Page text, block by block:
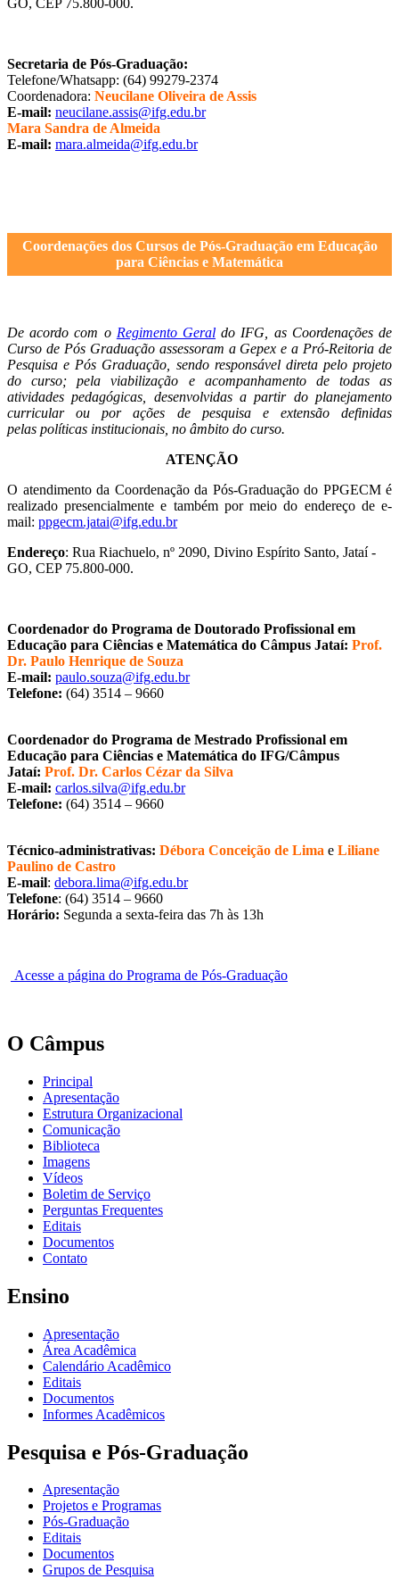
GO, CEP 75.800-000.
Secretaria de Pós-Graduação:
Telefone/Whatsapp: (64) 99279-2374
Coordenadora: Neucilane Oliveira de Assis
E-mail: neucilane.assis@ifg.edu.br
Mara Sandra de Almeida
E-mail: mara.almeida@ifg.edu.br
Coordenações dos Cursos de Pós-Graduação em Educação
para Ciências e Matemática
De acordo com o Regimento Geral do IFG, as Coordenações de
Curso de Pós Graduação assessoram a Gepex e a Pró-Reitoria de
Pesquisa e Pós Graduação, sendo responsável direta pelo projeto
do curso; pela viabilização e acompanhamento de todas as
atividades pedagógicas, desenvolvidas a partir do planejamento
curricular ou por ações de pesquisa e extensão definidas
pelas políticas institucionais, no âmbito do curso.
ATENÇÃO
O atendimento da Coordenação da Pós-Graduação do PPGECM é
realizado presencialmente e também por meio do endereço de e-
mail: ppgecm.jatai@ifg.edu.br
Endereço: Rua Riachuelo, nº 2090, Divino Espírito Santo, Jataí -
GO, CEP 75.800-000.
Coordenador do Programa de Doutorado Profissional em
Educação para Ciências e Matemática do Câmpus Jataí: Prof.
Dr. Paulo Henrique de Souza
E-mail: paulo.souza@ifg.edu.br
Telefone: (64) 3514 – 9660
Coordenador do Programa de Mestrado Profissional em
Educação para Ciências e Matemática do IFG/Câmpus
Jataí: Prof. Dr. Carlos Cézar da Silva
E-mail: carlos.silva@ifg.edu.br
Telefone: (64) 3514 – 9660
Técnico-administrativas: Débora Conceição de Lima e Liliane
Paulino de Castro
E-mail: debora.lima@ifg.edu.br
Telefone: (64) 3514 – 9660
Horário: Segunda a sexta-feira das 7h às 13h
Acesse a página do Programa de Pós-Graduação
O Câmpus
Principal
Apresentação
Estrutura Organizacional
Comunicação
Biblioteca
Imagens
Vídeos
Boletim de Serviço
Perguntas Frequentes
Editais
Documentos
Contato
Ensino
Apresentação
Área Acadêmica
Calendário Acadêmico
Editais
Documentos
Informes Acadêmicos
Pesquisa e Pós-Graduação
Apresentação
Projetos e Programas
Pós-Graduação
Editais
Documentos
Grupos de Pesquisa